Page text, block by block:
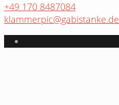
+49 170 8487084
klammerpic@gabistanke.de